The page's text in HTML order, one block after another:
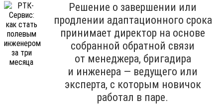
Решение о завершении или
продлении адаптационного срока
принимает директор на основе
собранной обратной связи
от менеджера, бригадира
и инженера — ведущего или
эксперта, с которым новичок
работал в паре.